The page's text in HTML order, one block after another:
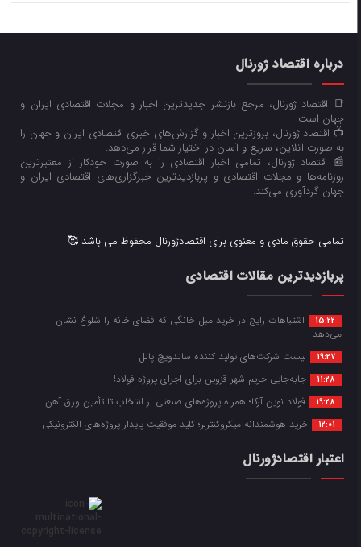
درباره اقتصاد ژورنال
📑 اقتصاد ژورنال، مرجع بازنشر جدیدترین اخبار و مجلات اقتصادی ایران و
جهان است.
📺 اقتصاد ژورنال، بروزترین اخبار و گزارش‌های خبری اقتصادی ایران و جهان را
به صورت آنلاین، سریع و آسان در اختیار شما قرار می‌‌دهد.
📰 اقتصاد ژورنال، تمامی اخبار اقتصادی را به صورت خودکار از معتبرترین
روزنامه‌ها و مجلات اقتصادی و پربازدیدترین خبرگزاری‌های اقتصادی ایران و
جهان گردآوری می‌کند.
تمامی حقوق مادی و معنوی برای اقتصادژورنال محفوظ می باشد 🥰
پربازدیدترین مقالات اقتصادی
15:22
اشتباهات رایج در خرید مبل خانگی که فضای خانه را شلوغ نشان
می‌دهد
19:27 لیست شرکت‌های تولید کننده ساندویچ پانل
11:28 جابه‌جایی حریم شهر قزوین برای اجرای پروژه فولاد!
19:28 فولاد نوین آرکا؛ همراه پروژه‌های صنعتی از انتخاب تا تأمین ورق آهن
12:01 خرید هوشمندانه میکروکنترلر؛ کلید موفقیت پایدار پروژه‌های الکترونیکی
اعتبار اقتصادژورنال